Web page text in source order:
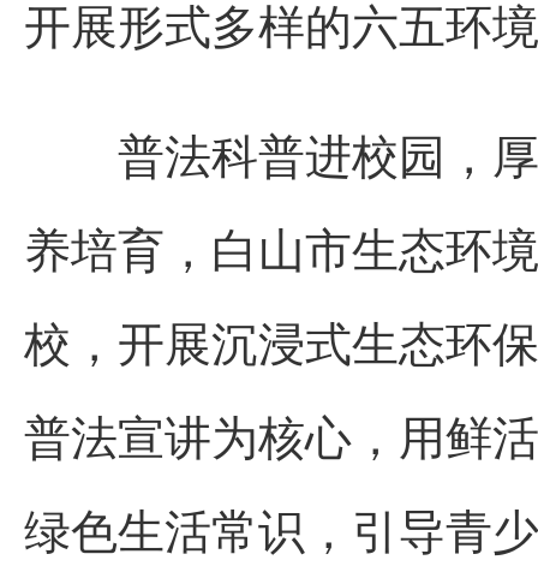
开展形式多样的六五环
普法科普进校园，厚
养培育，白山市生态环
校，开展沉浸式生态环
普法宣讲为核心，用鲜
绿色生活常识，引导青